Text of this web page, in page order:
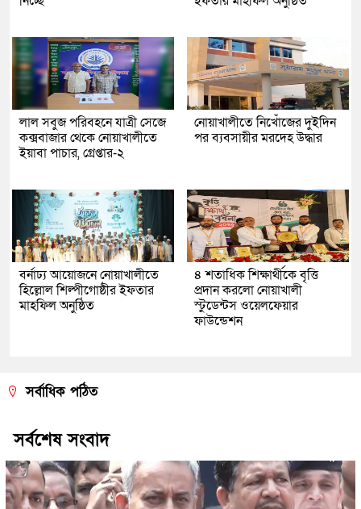
লাল সবুজ পরিবহনে যাত্রী সেজে
কক্সবাজার থেকে নোয়াখালীতে
ইয়াবা পাচার, গ্রেপ্তার-২
নোয়াখালীতে নিখোঁজের দুইদিন
পর ব্যবসায়ীর মরদেহ উদ্ধার
বর্নাঢ্য আয়োজনে নোয়াখালীতে
হিল্লোল শিল্পীগোষ্ঠীর ইফতার
মাহফিল অনুষ্ঠিত
৪ শতাধিক শিক্ষার্থীকে বৃত্তি
প্রদান করলো নোয়াখালী
স্টুডেন্টস ওয়েলফেয়ার
ফাউন্ডেশন
সর্বাধিক পঠিত
সর্বশেষ সংবাদ